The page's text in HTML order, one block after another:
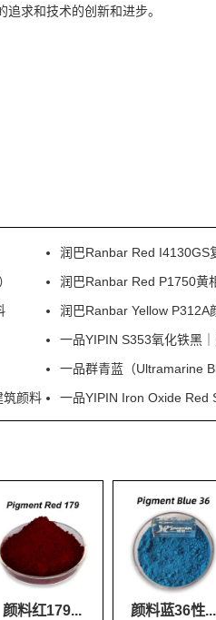
求和技术的创新和进步。
润巴Ranbar Red I4130GS
润巴Ranbar Red P1750黄
润巴Ranbar Yellow P312A
一品YIPIN S353氧化铁黑
一品群青蓝（Ultramarine
筑颜料
一品YIPIN Iron Oxide Red
颜料红179... 颜料蓝36性...